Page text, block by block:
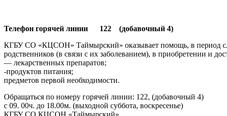
Телефон горячей линии 122 (добавочный 4)
КГБУ СО «КЦСОН» Таймырский» оказывает помощь, в период
родственников (в связи с их заболеванием), в приобретении и
— лекарственных препаратов;
-продуктов питания;
предметов первой необходимости.
Обращаться по номеру горячей линии: 122, (добавочный 4)
с 09. 00ч. до 18.00м. (выходной суббота, воскресенье)
КГБУ СО КЦСОН «Таймырский»